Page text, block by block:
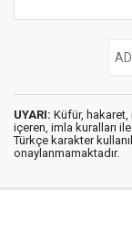
UYARI: Küfür, hakaret,
içeren, imla kuralları ile
Türkçe karakter
onaylanmamaktadır.